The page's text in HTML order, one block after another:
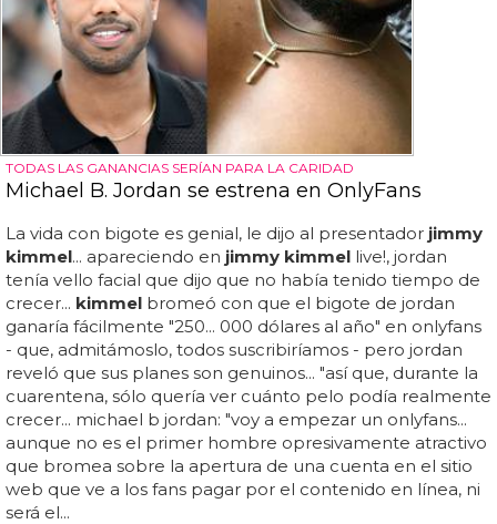
TODAS LAS GANANCIAS SERÍAN PARA LA CARIDAD
Michael B. Jordan se estrena en OnlyFans
La vida con bigote es genial, le dijo al presentador jimmy
kimmel... apareciendo en jimmy kimmel live!, jordan
tenía vello facial que dijo que no había tenido tiempo de
crecer... kimmel bromeó con que el bigote de jordan
ganaría fácilmente "250... 000 dólares al año" en onlyfans
- que, admitámoslo, todos suscribiríamos - pero jordan
reveló que sus planes son genuinos... "así que, durante la
cuarentena, sólo quería ver cuánto pelo podía realmente
crecer... michael b jordan: "voy a empezar un onlyfans...
aunque no es el primer hombre opresivamente atractivo
que bromea sobre la apertura de una cuenta en el sitio
web que ve a los fans pagar por el contenido en línea, ni
será el...